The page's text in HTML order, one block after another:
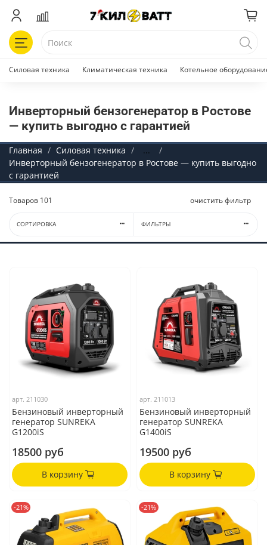
Силовая техника Климатическая техника Котельное
Инверторный бензогенератор в Ростове
— купить выгодно с гарантией
Главная Силовая техника
...
Инверторный бензогенератор в Ростове — купить выгодно
с гарантией
Товаров 101 очистить фильтр
СОРТИРОВКА ФИЛЬТРЫ
арт.211030
Бензиновый инверторный
генератор SUNREKA
G1200iS
18500 руб
В корзину
арт.211013
Бензиновый инверторный
генератор SUNREKA
G1400iS
19500 руб
В корзину
-21% -21%